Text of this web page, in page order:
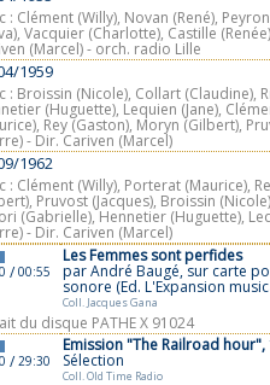
: Clément (Willy), Novan (René),
Vacquier (Charlotte), Castille
(Marcel) - orch. radio Lille
1959
: Broissin (Nicole), Collart (Claudine),
(Huguette), Lequien (Jane),
Rey (Gaston), Moryn (Gilbert),
- Dir. Cariven (Marcel)
1962
: Clément (Willy), Porterat (Maurice),
Pruvost (Jacques), Broissin
(Gabrielle), Hennetier (Huguette),
- Dir. Cariven (Marcel)
/00:55
Les Femmes sont perfides
par André Baugé, sur carte
sonore (Ed. L'Expansion
Coll. Jacques Gana
du disque PATHE X 91024
/ 29:30
Emission "The Railroad hour",
Sélection
Coll. Old Time Radio